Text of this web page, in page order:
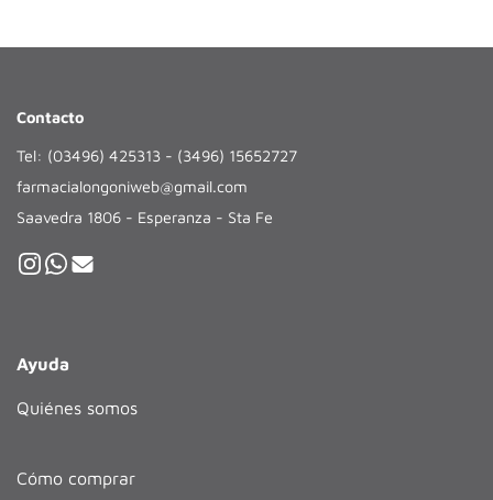
Contacto
Tel: (03496) 425313 - (3496) 15652727
farmacialongoniweb@gmail.com
Saavedra 1806 - Esperanza - Sta Fe
Ayuda
Quiénes somos
Cómo comprar